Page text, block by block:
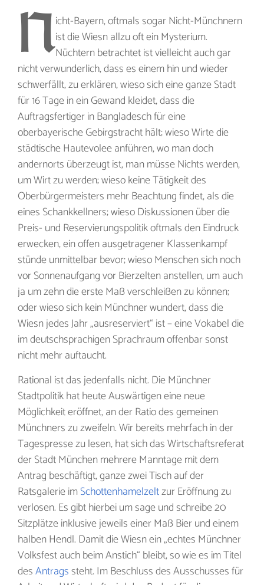
Nicht-Bayern, oftmals sogar Nicht-Münchnern
ist die Wiesn allzu oft ein Mysterium.
Nüchtern betrachtet ist vielleicht auch gar
nicht verwunderlich, dass es einem hin und wieder
schwerfällt, zu erklären, wieso sich eine ganze Stadt
für 16 Tage in ein Gewand kleidet, dass die
Auftragsfertiger in Bangladesch für eine
oberbayerische Gebirgstracht hält; wieso Wirte die
städtische Hautevolee anführen, wo man doch
andernorts überzeugt ist, man müsse Nichts werden,
um Wirt zu werden; wieso keine Tätigkeit des
Oberbürgermeisters mehr Beachtung findet, als die
eines Schankkellners; wieso Diskussionen über die
Preis- und Reservierungspolitik oftmals den Eindruck
erwecken, ein offen ausgetragener Klassenkampf
stünde unmittelbar bevor; wieso Menschen sich noch
vor Sonnenaufgang vor Bierzelten anstellen, um auch
ja um zehn die erste Maß verschleißen zu können;
oder wieso sich kein Münchner wundert, dass die
Wiesn jedes Jahr „ausreserviert“ ist – eine Vokabel die
im deutschsprachigen Sprachraum offenbar sonst
nicht mehr auftaucht.
Rational ist das jedenfalls nicht. Die Münchner
Stadtpolitik hat heute Auswärtigen eine neue
Möglichkeit eröffnet, an der Ratio des gemeinen
Münchners zu zweifeln. Wir bereits mehrfach in der
Tagespresse zu lesen, hat sich das Wirtschaftsreferat
der Stadt München mehrere Manntage mit dem
Antrag beschäftigt, ganze zwei Tisch auf der
Ratsgalerie imSchottenhamelzeltzur Eröffnung zu
verlosen. Es gibt hierbei um sage und schreibe 20
Sitzplätze inklusive jeweils einer Maß Bier und einem
halben Hendl. Damit die Wiesn ein „echtes Münchner
Volksfest auch beim Anstich“ bleibt, so wie es im Titel
desAntragssteht. Im Beschluss des Ausschusses für